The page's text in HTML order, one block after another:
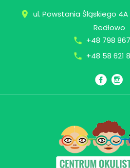
place ul. Powstania Śląskiego
Redłowo
call +48 798
call +48 58 621